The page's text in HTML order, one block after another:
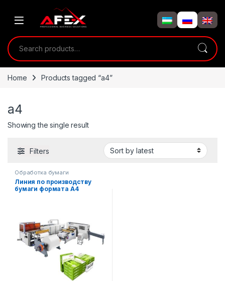
Search for:
Home Products tagged “а4”
а4
Showing the single result
Filters
Обработка бумаги
Линия по производству
бумаги формата А4